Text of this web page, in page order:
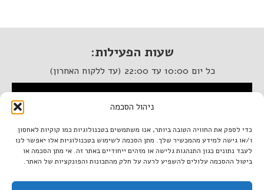
ניהול הסכמה
כדי לספק את החוויה הטובה ביותר, אנו משתמשים בטכנולוגיות כמו קוקיות לאחסון
ו/או גישה למידע מהמכשיר שלך. מתן הסכמה לשימוש בטכנולוגיות אלו יאפשר לנו
לעבד נתונים כגון התנהגות גלישה או מזהים ייחודיים באתר זה. אי מתן הסכמה או
ביטול ההסכמה עלולים להשפיע לרעה על חלק מהתכונות והפונקציות של האתר.
שעות הפעילות:
כל יום 10:00 עד 22:00 (עד ללקוח האחרון)
המסעדה נגישה לנכים
איטלקיה בתחנה
מתחם התחנה, תל אביב.
טל. 03-933-1922
italiantlv@gmail.com